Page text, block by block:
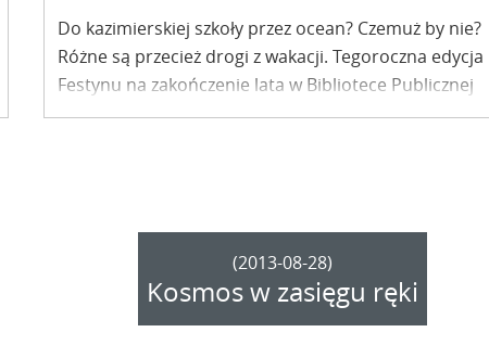
Do kazimierskiej szkoły przez ocean? Czemuż by nie?
Różne są przecież drogi z wakacji. Tegoroczna edycja
Festynu na zakończenie lata w Bibliotece Publicznej
upłynęła pod hasłem „Dotkniecie Oceanu”.
(2013-08-28)
Kosmos w zasięgu ręki